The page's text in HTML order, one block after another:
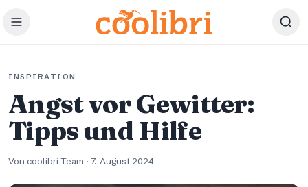
Zum Hauptinhalt springen
INSPIRATION
Angst vor Gewitter:
Tipps und Hilfe
Von coolibri Team ·7. August 2024